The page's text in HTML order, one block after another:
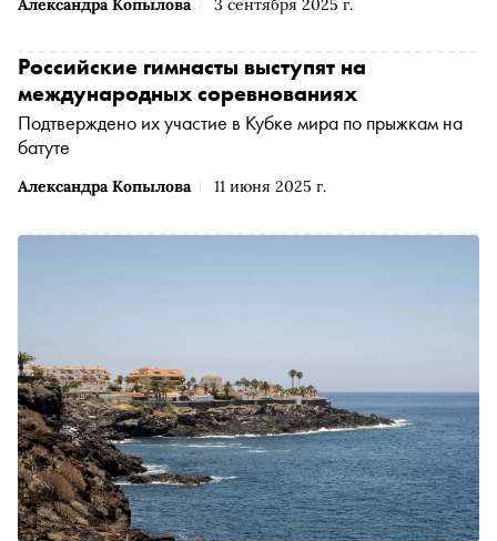
Александра Копылова 11 июня 2025 г.
Российские гимнасты выступят на
международных соревнованиях
Подтверждено их участие в Кубке мира по прыжкам на
батуте